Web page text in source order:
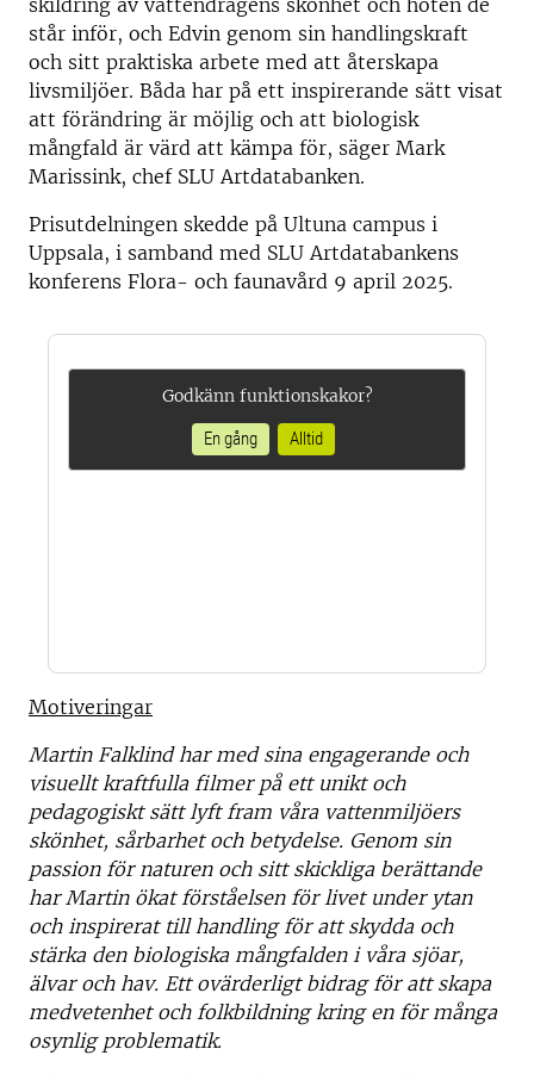
skildring av vattendragens skönhet och hoten de
står inför, och Edvin genom sin handlingskraft
och sitt praktiska arbete med att återskapa
livsmiljöer. Båda har på ett inspirerande sätt visat
att förändring är möjlig och att biologisk
mångfald är värd att kämpa för, säger Mark
Marissink, chef SLU Artdatabanken.
Prisutdelningen skedde på Ultuna campus i
Uppsala, i samband med SLU Artdatabankens
konferens Flora- och faunavård 9 april 2025.
Godkänn funktionskakor?
En gång
Alltid
Motiveringar
Martin Falklind har med sina engagerande och
visuellt kraftfulla filmer på ett unikt och
pedagogiskt sätt lyft fram våra vattenmiljöers
skönhet, sårbarhet och betydelse. Genom sin
passion för naturen och sitt skickliga berättande
har Martin ökat förståelsen för livet under ytan
och inspirerat till handling för att skydda och
stärka den biologiska mångfalden i våra sjöar,
älvar och hav. Ett ovärderligt bidrag för att skapa
medvetenhet och folkbildning kring en för många
osynlig problematik.